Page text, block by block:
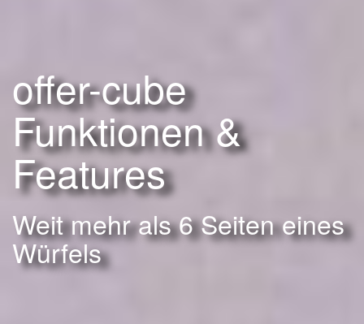
offer-cube
Funktionen &
Features
Weit mehr als 6 Seiten eines
Würfels